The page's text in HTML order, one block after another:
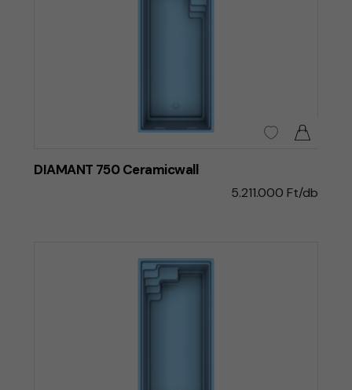
DIAMANT 750 Ceramicwall
5.211.000 Ft/db